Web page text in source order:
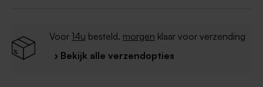
Voor 14u besteld, morgen klaar voor verzending
› Bekijk alle verzendopties